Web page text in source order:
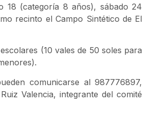
18 (categoría 8 años), sábado 24
recinto el Campo Sintético de El
(10 vales de 50 soles para
comunicarse al 987776897,
Valencia, integrante del comité